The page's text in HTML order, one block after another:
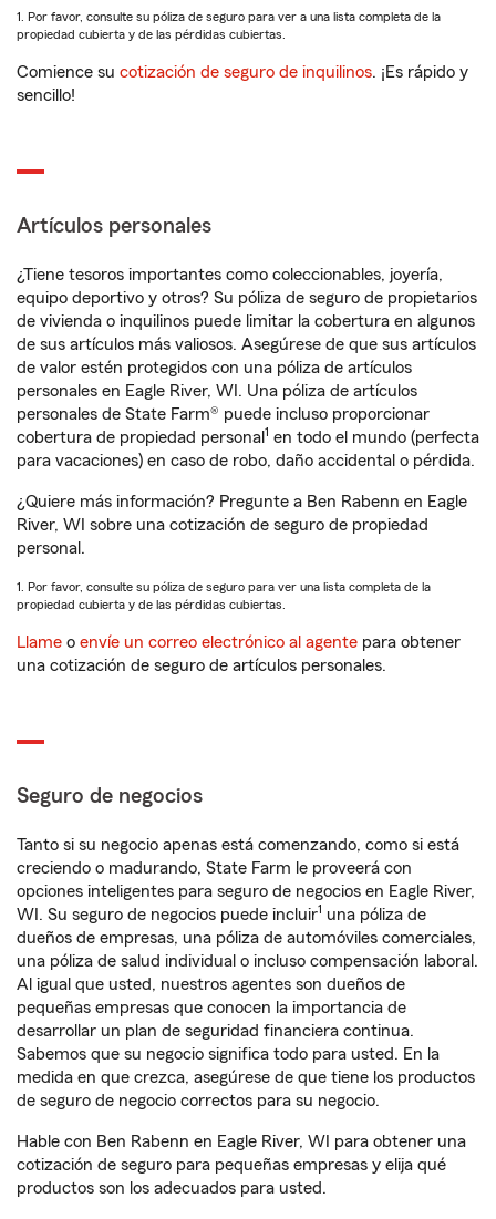
1. Por favor, consulte su póliza de seguro para ver a una lista completa de la
propiedad cubierta y de las pérdidas cubiertas.
Comience su cotización de seguro de inquilinos. ¡Es rápido y
sencillo!
Artículos personales
¿Tiene tesoros importantes como coleccionables, joyería,
equipo deportivo y otros? Su póliza de seguro de propietarios
de vivienda o inquilinos puede limitar la cobertura en algunos
de sus artículos más valiosos. Asegúrese de que sus artículos
de valor estén protegidos con una póliza de artículos
personales en Eagle River, WI. Una póliza de artículos
personales de State Farm® puede incluso proporcionar
cobertura de propiedad personal 1 en todo el mundo (perfecta
para vacaciones) en caso de robo, daño accidental o pérdida.
¿Quiere más información? Pregunte a Ben Rabenn en Eagle
River, WI sobre una cotización de seguro de propiedad
personal.
1. Por favor, consulte su póliza de seguro para ver una lista completa de la
propiedad cubierta y de las pérdidas cubiertas.
Llame o envíe un correo electrónico al agente para obtener
una cotización de seguro de artículos personales.
Seguro de negocios
Tanto si su negocio apenas está comenzando, como si está
creciendo o madurando, State Farm le proveerá con
opciones inteligentes para seguro de negocios en Eagle River,
WI. Su seguro de negocios puede incluir1 una póliza de
dueños de empresas, una póliza de automóviles comerciales,
una póliza de salud individual o incluso compensación laboral.
Al igual que usted, nuestros agentes son dueños de
pequeñas empresas que conocen la importancia de
desarrollar un plan de seguridad financiera continua.
Sabemos que su negocio significa todo para usted. En la
medida en que crezca, asegúrese de que tiene los productos
de seguro de negocio correctos para su negocio.
Hable con Ben Rabenn en Eagle River, WI para obtener una
cotización de seguro para pequeñas empresas y elija qué
productos son los adecuados para usted.